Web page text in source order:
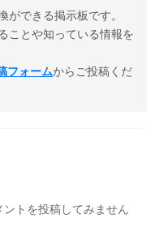
できる掲示板です。
ことや知っている情報を
フォームからご投稿くだ
トを投稿してみません